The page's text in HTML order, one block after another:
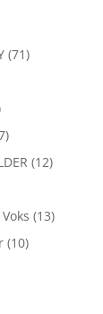
(71)
(12)
(13)
(10)